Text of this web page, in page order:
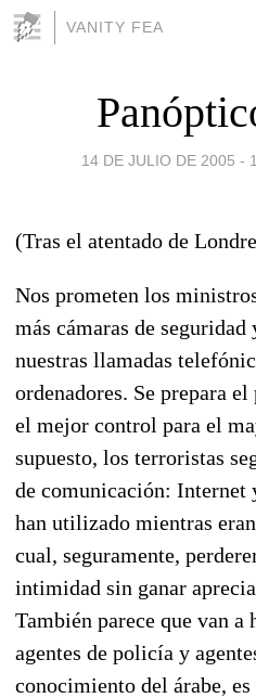
VANITY FEA
14 DE JULIO DE 2005 -
(Tras el atentado de
Nos prometen los
más cámaras de
nuestras llamadas
ordenadores. Se prepara
el mejor control para el
supuesto, los terroristas
de comunicación: Internet
han utilizado mientras
cual, seguramente,
intimidad sin ganar
También parece que van a
agentes de policía y
conocimiento del árabe,